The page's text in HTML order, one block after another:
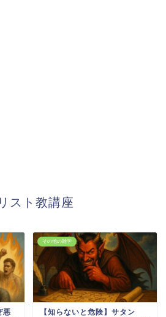
スト教講座
悪
その他の雑学
【知らないと危険】サタン